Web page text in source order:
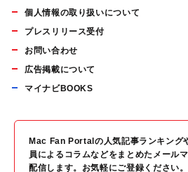
個人情報の取り扱いについて
プレスリリース受付
お問い合わせ
広告掲載について
マイナビBOOKS
Mac Fan Portalの人気記事ランキング
員によるコラムなどをまとめたメール
配信します。お気軽にご登録ください。